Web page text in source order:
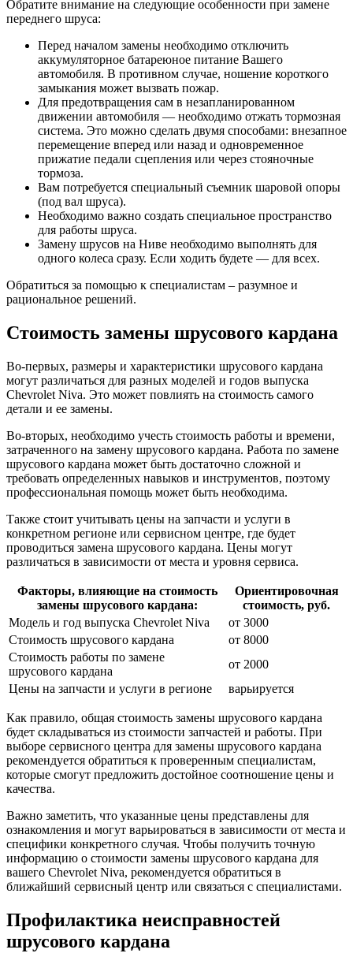
Обратите внимание на следующие особенности при замене
переднего шруса:
Перед началом замены необходимо отключить
аккумуляторное батареюное питание Вашего
автомобиля. В противном случае, ношение короткого
замыкания может вызвать пожар.
Для предотвращения сам в незапланированном
движении автомобиля — необходимо отжать тормозная
система. Это можно сделать двумя способами: внезапное
перемещение вперед или назад и одновременное
прижатие педали сцепления или через стояночные
тормоза.
Вам потребуется специальный съемник шаровой опоры
(под вал шруса).
Необходимо важно создать специальное пространство
для работы шруса.
Замену шрусов на Ниве необходимо выполнять для
одного колеса сразу. Если ходить будете — для всех.
Обратиться за помощью к специалистам – разумное и
рациональное решений.
Стоимость замены шрусового кардана
Во-первых, размеры и характеристики шрусового кардана
могут различаться для разных моделей и годов выпуска
Chevrolet Niva. Это может повлиять на стоимость самого
детали и ее замены.
Во-вторых, необходимо учесть стоимость работы и времени,
затраченного на замену шрусового кардана. Работа по замене
шрусового кардана может быть достаточно сложной и
требовать определенных навыков и инструментов, поэтому
профессиональная помощь может быть необходима.
Также стоит учитывать цены на запчасти и услуги в
конкретном регионе или сервисном центре, где будет
проводиться замена шрусового кардана. Цены могут
различаться в зависимости от места и уровня сервиса.
Факторы, влияющие на стоимость
замены шрусового кардана:
Ориентировочная
стоимость, руб.
Модель и год выпуска Chevrolet Niva
от 3000
Стоимость шрусового кардана
от 8000
Стоимость работы по замене
шрусового кардана
от 2000
Цены на запчасти и услуги в регионе
варьируется
Как правило, общая стоимость замены шрусового кардана
будет складываться из стоимости запчастей и работы. При
выборе сервисного центра для замены шрусового кардана
рекомендуется обратиться к проверенным специалистам,
которые смогут предложить достойное соотношение цены и
качества.
Важно заметить, что указанные цены представлены для
ознакомления и могут варьироваться в зависимости от места и
специфики конкретного случая. Чтобы получить точную
информацию о стоимости замены шрусового кардана для
вашего Chevrolet Niva, рекомендуется обратиться в
ближайший сервисный центр или связаться с специалистами.
Профилактика неисправностей
шрусового кардана